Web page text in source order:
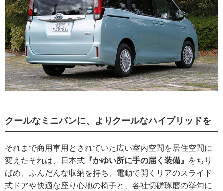
クールなミニバンに、よりクールなハイブリッドを
それまで商用車用とされていた広い室内空間を居住空間に
変えたそれは、日本式 『かゆい所に手の届く装備』 をちり
ばめ、ふんだんな収納を持ち、電動で開くリアのスライド
式ドアや快適な座り心地の椅子と、各社切磋琢磨の挙句に